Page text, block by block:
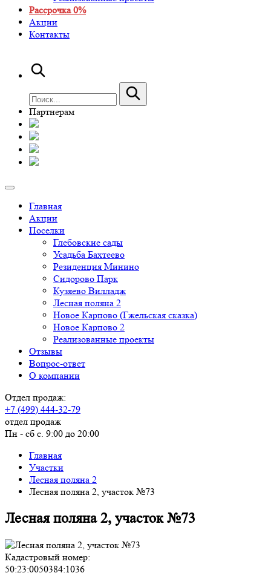
Рассрочка 0%
Акции
Контакты
Партнерам
Главная
Акции
Поселки
Глебовские сады
Усадьба Бахтеево
Резиденция Минино
Сидорово Парк
Кузяево Вилладж
Лесная поляна 2
Новое Карпово (Гжельская сказка)
Новое Карпово 2
Реализованные проекты
Отзывы
Вопрос-ответ
О компании
Отдел продаж:
+7 (499) 444-32-79
отдел продаж
Пн - сб с. 9:00 до 20:00
Главная
Участки
Лесная поляна 2
Лесная поляна 2, участок №73
Лесная поляна 2, участок №73
Кадастровый номер:
50:23:0050384:1036